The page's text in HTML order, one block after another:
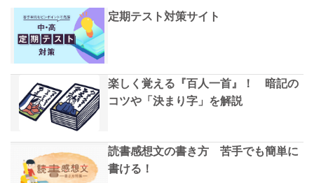
定期テスト対策サイト
楽しく覚える『百人一首』！ 暗記の
コツや「決まり字」を解説
読書感想文の書き方 苦手でも簡単に
書ける！